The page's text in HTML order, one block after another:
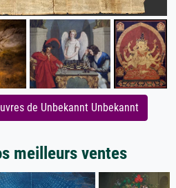
de Unbekannt Unbekannt
meilleurs ventes